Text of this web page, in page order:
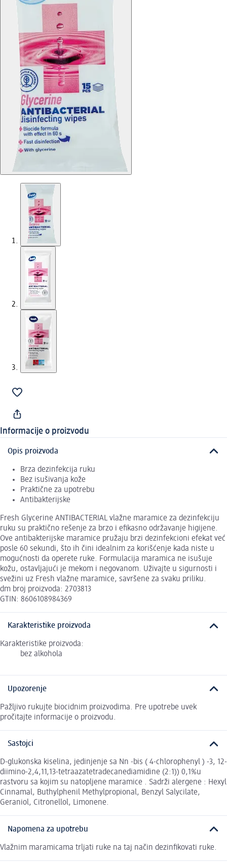
Informacije o proizvodu
Opis proizvoda
Brza dezinfekcija ruku
Bez isušivanja kože
Praktične za upotrebu
Antibakterijske
Fresh Glycerine ANTIBACTERIAL vlažne maramice za dezinfekciju
ruku su praktično rešenje za brzo i efikasno održavanje higijene.
Ove antibakterijske maramice pružaju brzi dezinfekcioni efekat već
posle 60 sekundi, što ih čini idealnim za korišćenje kada niste u
mogućnosti da operete ruke. Formulacija maramica ne isušuje
kožu, ostavljajući je mekom i negovanom. Uživajte u sigurnosti i
svežini uz Fresh vlažne maramice, savršene za svaku priliku.
dm broj proizvoda: 2703813
GTIN: 8606108984369
Karakteristike proizvoda
Karakteristike proizvoda:
bez alkohola
Upozorenje
Pažljivo rukujte biocidnim proizvodima. Pre upotrebe uvek
pročitajte informacije o proizvodu.
Sastojci
D-glukonska kiselina, jedinjenje sa Nn -bis ( 4-chlorophenyl ) -3, 12-
diimino-2,4,11,13-tetraazatetradecanediamidine (2:1)) 0,1%u
rastvoru sa kojim su natopljene maramice . Sadrži alergene : Hexyl
Cinnamal, Buthylphenil Methylpropional, Benzyl Salycilate,
Geraniol, Citronellol, Limonene.
Napomena za upotrebu
Vlažnim maramicama trljati ruke na taj način dezinfikovati ruke.